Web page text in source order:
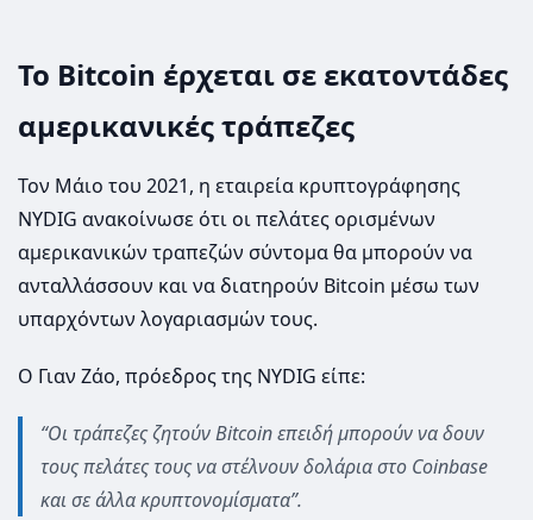
Το Bitcoin έρχεται σε εκατοντάδες
αμερικανικές τράπεζες
Τον Μάιο του 2021, η εταιρεία κρυπτογράφησης
NYDIG ανακοίνωσε ότι οι πελάτες ορισμένων
αμερικανικών τραπεζών σύντομα θα μπορούν να
ανταλλάσσουν και να διατηρούν Bitcoin μέσω των
υπαρχόντων λογαριασμών τους.
Ο Γιαν Ζάο, πρόεδρος της NYDIG είπε:
“Οι τράπεζες ζητούν Bitcoin επειδή μπορούν να δουν
τους πελάτες τους να στέλνουν δολάρια στο Coinbase
και σε άλλα κρυπτονομίσματα”.